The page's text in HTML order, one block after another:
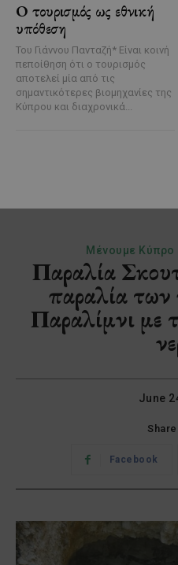
Ο τουρισμός ως εθνική
υπόθεση
Του Γιάννου Πανταζή* Είναι κοινή
πεποίθηση ότι ο τουρισμός
αποτελεί μία από τις
σημαντικότερες βιομηχανίες της
Κύπρου και διαχρονικά...